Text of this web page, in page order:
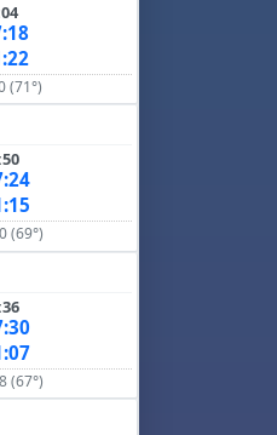
(71°)
(69°)
(67°)